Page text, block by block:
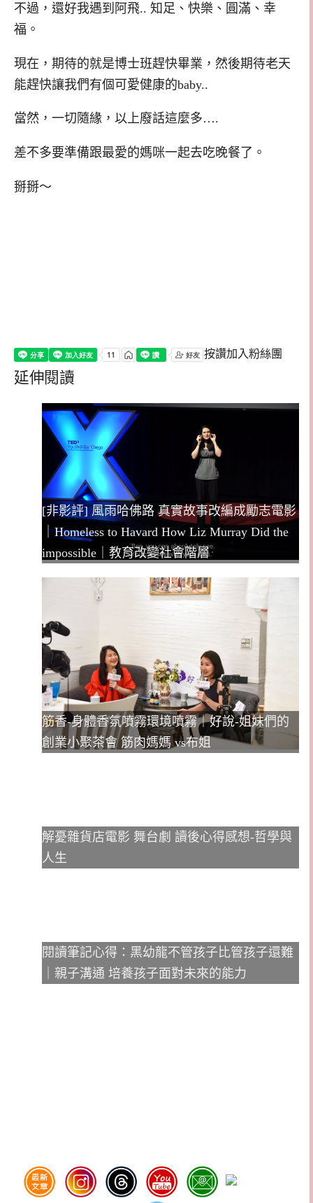
不過，還好我遇到阿飛.. 知足、快樂、圓滿、幸
福。
現在，期待的就是博士班趕快畢業，然後期待老天
能趕快讓我們有個可愛健康的baby..
當然，一切隨緣，以上廢話這麼多….
差不多要準備跟最愛的媽咪一起去吃晚餐了。
掰掰～
按讚加入粉絲團
延伸閱讀
[非影評] 風雨哈佛路 真實故事改編成勵志電影
｜Homeless to Havard How Liz Murray Did the
impossible｜教育改變社會階層
筋香-身體香氛噴霧環境噴霧｜好說-姐妹們的
創業小聚茶會 筋肉媽媽 vs布姐
解憂雜貨店電影 舞台劇 讀後心得感想-哲學與
人生
閱讀筆記心得：黑幼龍不管孩子比管孩子還難
｜親子溝通 培養孩子面對未來的能力